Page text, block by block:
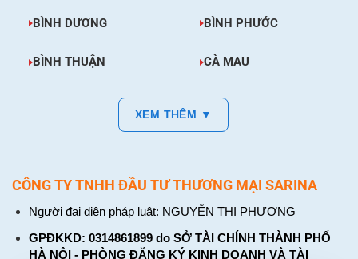
BÌNH DƯƠNG BÌNH PHƯỚC
BÌNH THUẬN CÀ MAU
XEM THÊM ▼
CÔNG TY TNHH ĐẦU TƯ THƯƠNG MẠI SARINA
Người đại diện pháp luật: NGUYỄN THỊ PHƯƠNG
GPĐKKD: 0314861899 do SỞ TÀI CHÍNH THÀNH PHỐ
HÀ NỘI - PHÒNG ĐĂNG KÝ KINH DOANH VÀ TÀI